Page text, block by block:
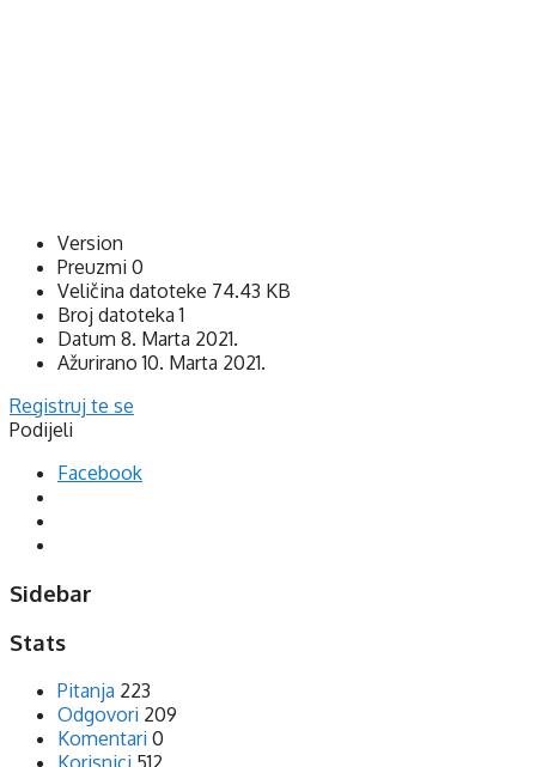
Version
Preuzmi 0
Veličina datoteke 74.43 KB
Broj datoteka1
Datum 8. Marta 2021.
Ažurirano10. Marta 2021.
Registruj te se
Podijeli
Facebook
Sidebar
Stats
Pitanja 223
Odgovori 209
Komentari 0